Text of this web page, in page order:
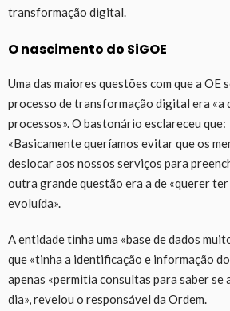
transformação digital.
O nascimento do SiGOE
Uma das maiores questões com que a OE
processo de transformação digital era «a
processos». O bastonário esclareceu que:
«Basicamente queríamos evitar que os
deslocar aos nossos serviços para
outra grande questão era a de «querer ter
evoluída».
A entidade tinha uma «base de dados
que «tinha a identificação e informação
apenas «permitia consultas para saber se
dia», revelou o responsável da Ordem.